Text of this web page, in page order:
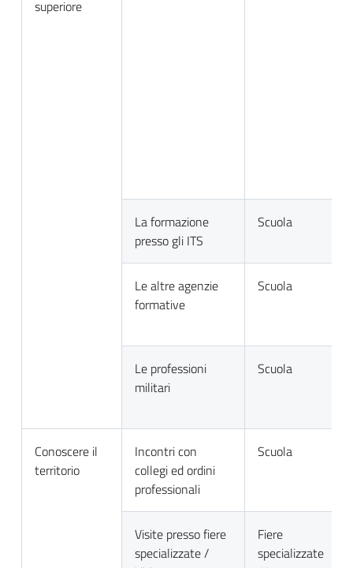
superiore
La formazione
presso gli ITS
Scuola
Le altre agenzie
formative
Scuola
Le professioni
militari
Scuola
Conoscere il
territorio
Incontri con
collegi ed ordini
professionali
Scuola
Visite presso fiere
specializzate /
Fiere
specializzate